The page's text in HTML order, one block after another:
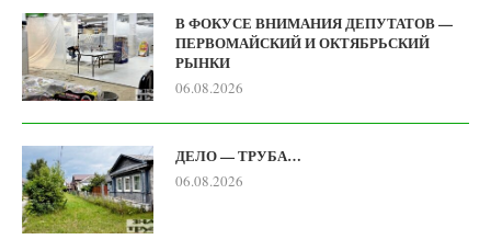
В ФОКУСЕ ВНИМАНИЯ ДЕПУТАТОВ —
ПЕРВОМАЙСКИЙ И ОКТЯБРЬСКИЙ
РЫНКИ
06.08.2026
ДЕЛО — ТРУБА…
06.08.2026